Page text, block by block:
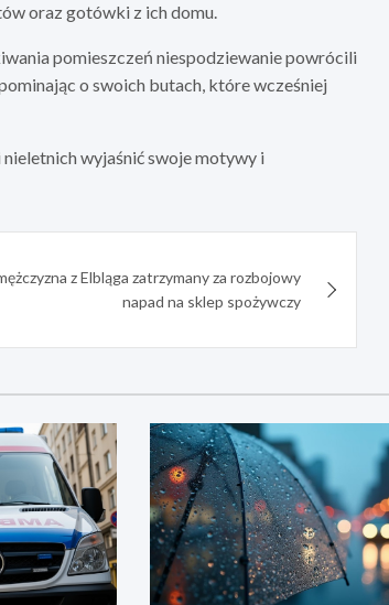
oraz gotówki z ich domu.
pomieszczeń niespodziewanie powrócili
o swoich butach, które wcześniej
wyjaśnić swoje motywy i
z Elbląga zatrzymany za rozbojowy
napad na sklep spożywczy